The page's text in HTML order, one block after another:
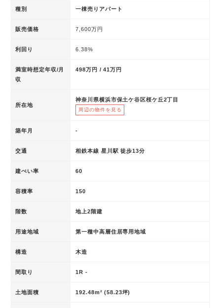
種別 一棟売りアパート
販売価格 7,600万円
利回り 6.38%
満室時想定年収/月
収
498万円 / 41万円
所在地
神奈川県横浜市保土ケ谷区桜ケ丘2丁目
周辺の物件を見る
築年月 -
交通 相鉄本線 星川駅 徒歩13分
建ぺい率 60
容積率 150
階数 地上2階建
用途地域 第一種中高層住居専用地域
構造 木造
間取り 1R -
土地面積 192.48m² (58.23坪)